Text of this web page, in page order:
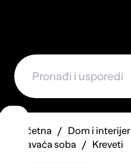
Početna Dom i interijer
Spavaća soba
Kreveti